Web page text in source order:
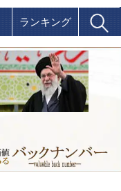
ランキング